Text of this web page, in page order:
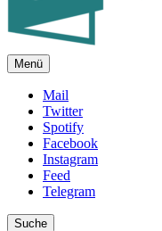
FEUILLETON IM
Menü
Mail
Twitter
Spotify
Facebook
Instagram
Feed
Telegram
Suche